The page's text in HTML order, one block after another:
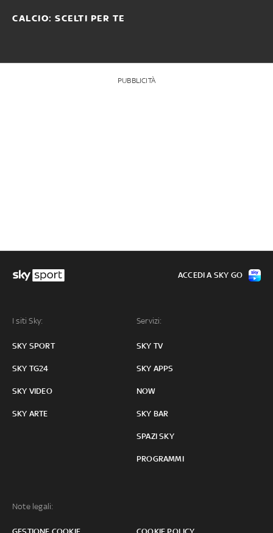
CALCIO: SCELTI PER TE
PUBBLICITÀ
I siti Sky:
SKY SPORT
SKY TG24
SKY VIDEO
SKY ARTE
Servizi:
SKY TV
SKY APPS
NOW
SKY BAR
SPAZI SKY
PROGRAMMI
Note legali:
ACCEDI A SKY GO